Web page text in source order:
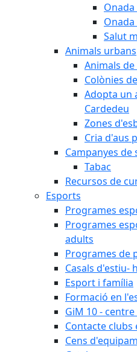
Salut
Animals urbans
Animals
Colònies
Adopta un
Cardedeu
Zones
Cria d'aus
Campanyes de
Tabac
Recursos de
Esports
Programes
Programes
adults
Programes de
Casals d'estiu-
Esport i família
Formació en
GiM 10 -
Contacte clubs
Cens